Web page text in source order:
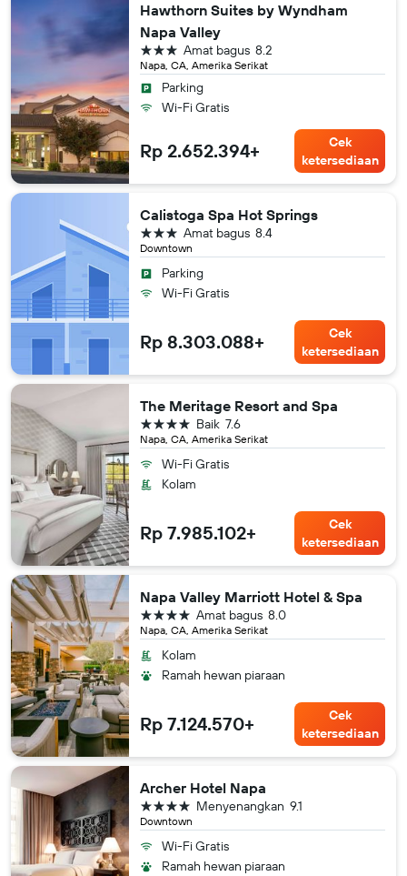
Hawthorn Suites by Wyndham
Napa Valley
Napa, CA, Amerika Serikat
8.2
Amat bagus
bintang 3
Parking
Wi-Fi Gratis
Rp 2.652.394+
Cek
ketersediaan
Calistoga Spa Hot Springs
Downtown
8.4
Amat bagus
bintang 3
Parking
Wi-Fi Gratis
Rp 8.303.088+
Cek
ketersediaan
The Meritage Resort and Spa
Napa, CA, Amerika Serikat
7.6
Baik
bintang 4
Wi-Fi Gratis
Kolam
Rp 7.985.102+
Cek
ketersediaan
Napa Valley Marriott Hotel & Spa
Napa, CA, Amerika Serikat
8.0
Amat bagus
bintang 4
Kolam
Ramah hewan piaraan
Rp 7.124.570+
Cek
ketersediaan
Archer Hotel Napa
Downtown
9.1
Menyenangkan
bintang 4
Wi-Fi Gratis
Ramah hewan piaraan